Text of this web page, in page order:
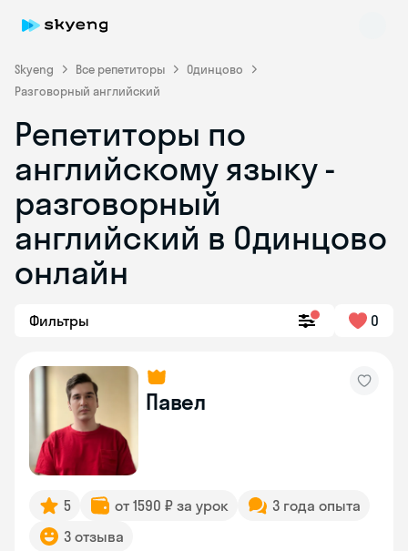
Skyeng Все репетиторы
Одинцово
Разговорный английский
Репетиторы по
английскому языку -
разговорный
английский в Одинцово
онлайн
Фильтры 0
Павел
5 от 1590 ₽ за урок
3 года опыта
3 отзыва
Skyeng Chat